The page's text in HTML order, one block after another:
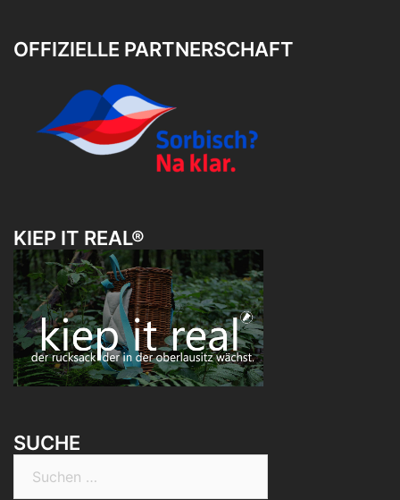
OFFIZIELLE PARTNERSCHAFT
KIEP IT REAL®
SUCHE